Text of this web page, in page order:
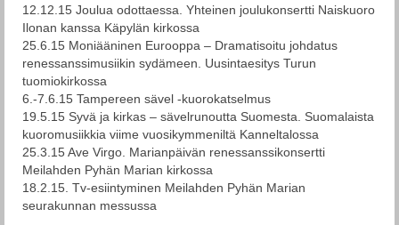
12.12.15 Joulua odottaessa. Yhteinen joulukonsertti Naiskuoro
Ilonan kanssa Käpylän kirkossa
25.6.15 Moniääninen Eurooppa – Dramatisoitu johdatus
renessanssimusiikin sydämeen. Uusintaesitys Turun
tuomiokirkossa
6.-7.6.15 Tampereen sävel -kuorokatselmus
19.5.15 Syvä ja kirkas – sävelrunoutta Suomesta. Suomalaista
kuoromusiikkia viime vuosikymmeniltä Kanneltalossa
25.3.15 Ave Virgo. Marianpäivän renessanssikonsertti
Meilahden Pyhän Marian kirkossa
18.2.15. Tv-esiintyminen Meilahden Pyhän Marian
seurakunnan messussa